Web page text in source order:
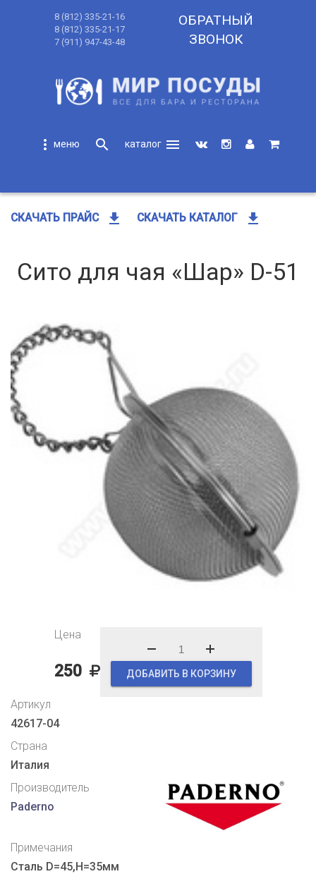
8 (812) 335-21-16
8 (812) 335-21-17
7 (911) 947-43-48
ОБРАТНЫЙ
ЗВОНОК
more_vert search
menu
СКАЧАТЬ ПРАЙС get_app СКАЧАТЬ КАТАЛОГ get_app
Сито для чая «Шар» D-51
Цена
250 ДОБАВИТЬ В КОРЗИНУ
Артикул
42617-04
Страна
Италия
Производитель
Paderno
Примечания
Сталь D=45,H=35мм